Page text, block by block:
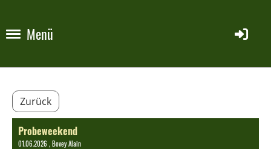
Menü
Zurück
Probeweekend
01.06.2026 , Bovey Alain